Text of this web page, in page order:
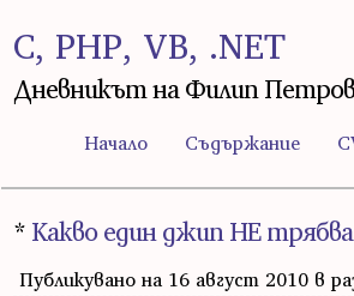
C, PHP, VB, .NET
Дневникът на Филип Петров
Начало Съдържание
* Какво един джип НЕ
Публикувано на 16 август 2010 в